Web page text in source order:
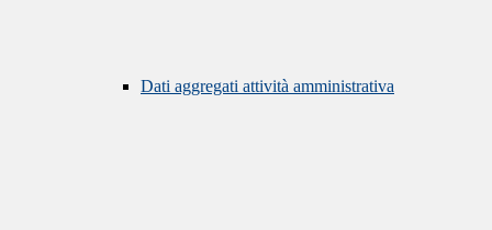
Dati aggregati attività amministrativa